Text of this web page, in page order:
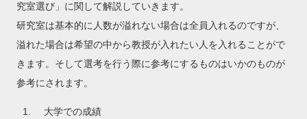
究室選び」に関して解説していきます。
研究室は基本的に人数が溢れない場合は全員入れるのですが、
溢れた場合は希望の中から教授が入れたい人を入れることがで
きます。そして選考を行う際に参考にするものはいかのものが
参考にされます。
大学での成績